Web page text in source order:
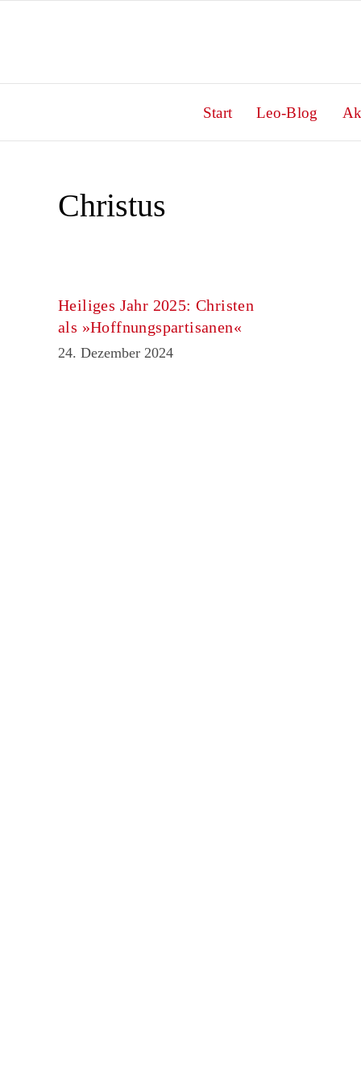
Start Leo-Blog
Christus
Heiliges Jahr 2025: Christen
als »Hoffnungspartisanen«
24. Dezember 2024